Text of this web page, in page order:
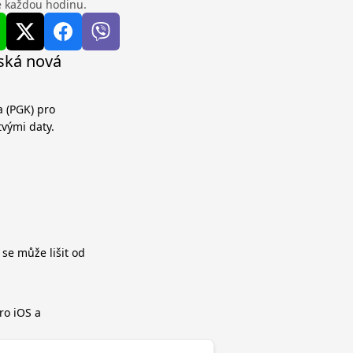
každou hodinu.
nová
pro
daty.
může lišit od
iOS a